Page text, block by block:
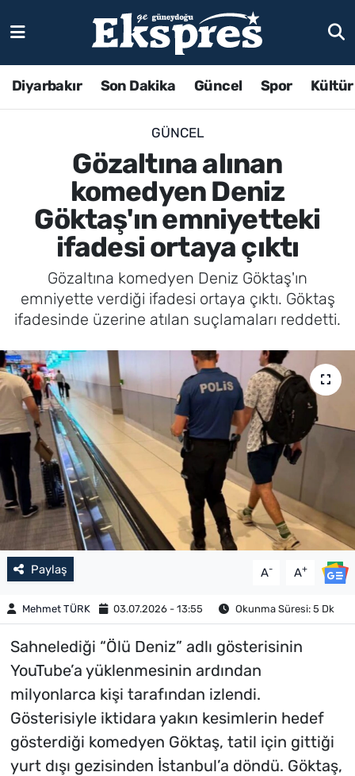
Diyarbakır Son Dakika Güncel Spor
GÜNCEL
Gözaltına alınan
komedyen Deniz
Göktaş'ın emniyetteki
ifadesi ortaya çıktı
Gözaltına komedyen Deniz Göktaş'ın
emniyette verdiği ifadesi ortaya çıktı. Göktaş
ifadesinde üzerine atılan suçlamaları reddetti.
Paylaş A- A+
Mehmet TÜRK 03.07.2026 - 13:55 Okunma Süresi: 5 Dk
Sahnelediği “Ölü Deniz” adlı gösterisinin
YouTube’a yüklenmesinin ardından
milyonlarca kişi tarafından izlendi.
Gösterisiyle iktidara yakın kesimlerin hedef
gösterdiği komedyen Göktaş, tatil için gittiği
yurt dışı gezisinden İstanbul’a döndü. Göktaş,